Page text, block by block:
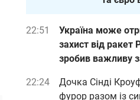
22:51
Україна може
захист від ракет
зробив важливу
22:24
Дочка Сінді
фурор разом із